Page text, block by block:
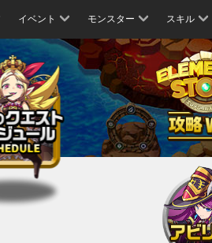
イベント モンスター スキル